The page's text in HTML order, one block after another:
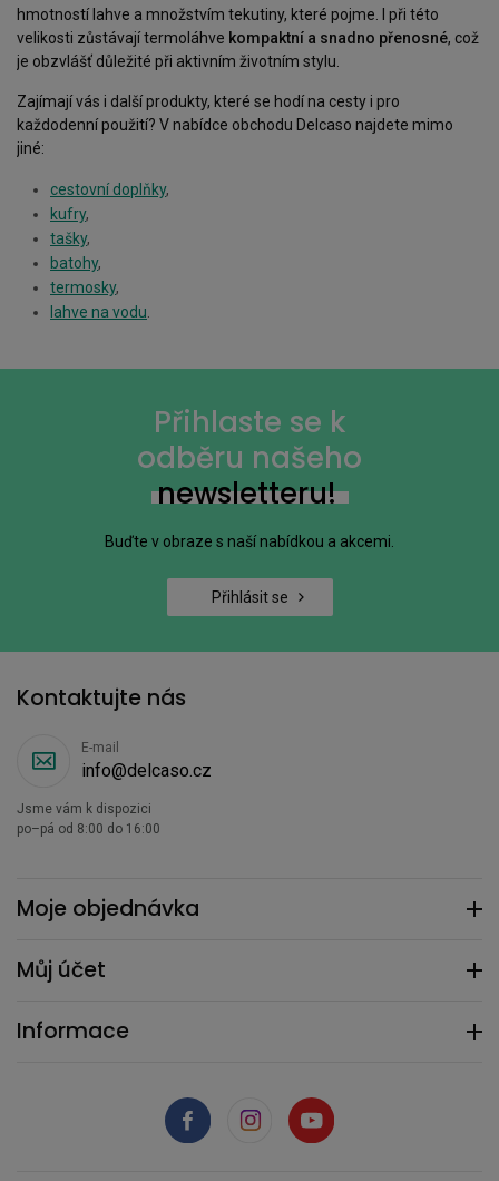
hmotností lahve a množstvím tekutiny, které pojme. I při této
velikosti zůstávají termoláhve kompaktní a snadno přenosné, což
je obzvlášť důležité při aktivním životním stylu.
Zajímají vás i další produkty, které se hodí na cesty i pro
každodenní použití? V nabídce obchodu Delcaso najdete mimo
jiné:
cestovní doplňky,
kufry,
tašky,
batohy,
termosky,
lahve na vodu.
Přihlaste se k
odběru našeho
newsletteru!
Buďte v obraze s naší nabídkou a akcemi.
Přihlásit se
Moje objednávka
Můj účet
Informace
Kontaktujte nás
E-mail
info@delcaso.cz
Jsme vám k dispozici
po–pá od 8:00 do 16:00